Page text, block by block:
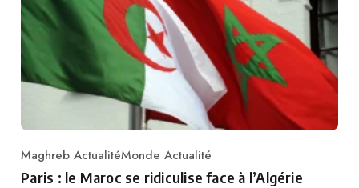
Category
Maghreb ActualitéMonde Actualité
Paris : le Maroc se ridiculise face à l’Algérie